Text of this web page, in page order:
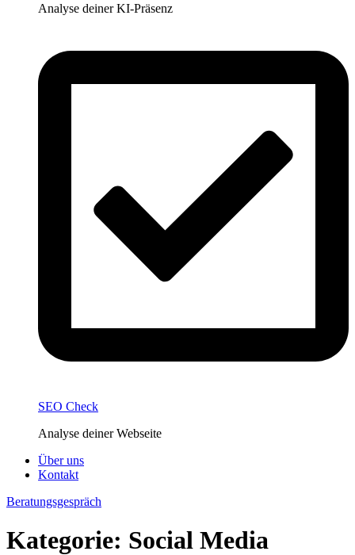
Analyse deiner KI-Präsenz
SEO Check
Analyse deiner Webseite
Über uns
Kontakt
Beratungsgespräch
Kategorie: Social Media